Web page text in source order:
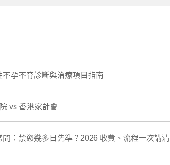
孕不育診斷與治療項目指南
vs 香港家計會
：禁慾幾多日先準？2026 收費、流程一次講清